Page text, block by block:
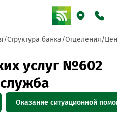
Структура банка Отделения
услуг №602
Оказание ситуационной